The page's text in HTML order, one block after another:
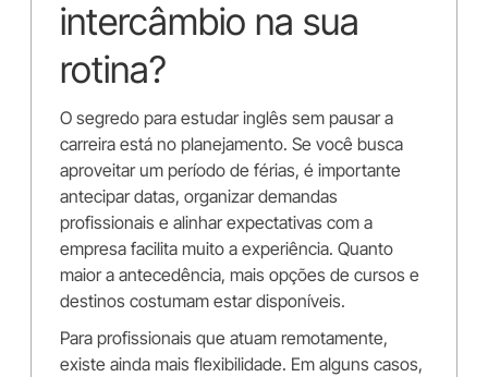
intercâmbio na sua
rotina?
O segredo para estudar inglês sem pausar a
carreira está no planejamento. Se você busca
aproveitar um período de férias, é importante
antecipar datas, organizar demandas
profissionais e alinhar expectativas com a
empresa facilita muito a experiência. Quanto
maior a antecedência, mais opções de cursos e
destinos costumam estar disponíveis.
Para profissionais que atuam remotamente,
existe ainda mais flexibilidade. Em alguns casos,